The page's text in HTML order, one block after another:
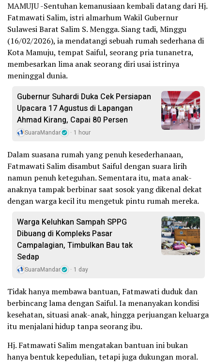
MAMUJU -Sentuhan kemanusiaan kembali datang dari Hj.
Fatmawati Salim, istri almarhum Wakil Gubernur
Sulawesi Barat Salim S. Mengga. Siang tadi, Minggu
(16/02/2026), ia mendatangi sebuah rumah sederhana di
Kota Mamuju, tempat Saiful, seorang pria tunanetra,
membesarkan lima anak seorang diri usai istrinya
meninggal dunia.
Gubernur Suhardi Duka Cek Persiapan
Upacara 17 Agustus di Lapangan
Ahmad Kirang, Capai 80 Persen
SuaraMandar 1 hour
Dalam suasana rumah yang penuh kesederhanaan,
Fatmawati Salim disambut Saiful dengan suara lirih
namun penuh keteguhan. Sementara itu, mata anak-
anaknya tampak berbinar saat sosok yang dikenal dekat
dengan warga kecil itu mengetuk pintu rumah mereka.
Warga Keluhkan Sampah SPPG
Dibuang di Kompleks Pasar
Campalagian, Timbulkan Bau tak
Sedap
SuaraMandar 1 day
Tidak hanya membawa bantuan, Fatmawati duduk dan
berbincang lama dengan Saiful. Ia menanyakan kondisi
kesehatan, situasi anak-anak, hingga perjuangan keluarga
itu menjalani hidup tanpa seorang ibu.
Hj. Fatmawati Salim mengatakan bantuan ini bukan
hanya bentuk kepedulian, tetapi juga dukungan moral.